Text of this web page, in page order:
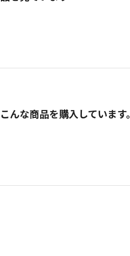
んな商品を購入しています。